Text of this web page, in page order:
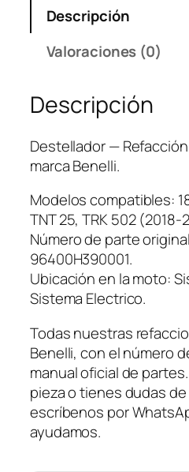
Descripción
Valoraciones (0)
Descripción
Destellador — Refacción
marca Benelli.
Modelos compatibles:
TNT 25, TRK 502 (2018-
Número de parte
96400H390001.
Ubicación en la moto:
Sistema Electrico.
Todas nuestras
Benelli, con el número
manual oficial de
pieza o tienes dudas
escríbenos por
ayudamos.